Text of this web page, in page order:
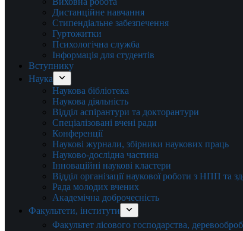
Дистанційне навчання
Стипендіальне забезпечення
Гуртожитки
Психологічна служба
Інформація для студентів
Вступнику
Наука
Наукова бібліотека
Наукова діяльність
Відділ аспірантури та докторантури
Спеціалізовані вчені ради
Конференції
Наукові журнали, збірники наукових праць
Науково-дослідна частина
Інноваційні наукові кластери
Відділ організації наукової роботи з НПП та
Рада молодих вчених
Академічна доброчесність
Факультети, інститути
Факультет лісового господарства,